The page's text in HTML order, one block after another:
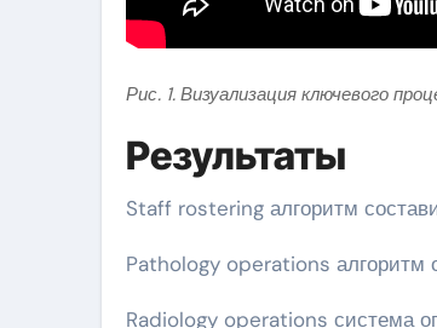
Рис. 1. Визуализация ключевого
Результаты
Staff rostering алгоритм
Pathology operations алгоритм
Radiology operations система